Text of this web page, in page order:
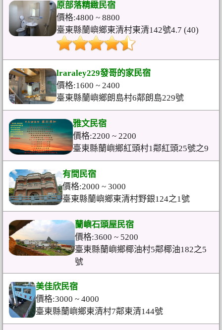
原部落精緻民宿
價格:4800 ~ 8800
臺東縣蘭嶼鄉東清村東清142號4.7 (40)
lraraley229發哥的家民宿
價格:1600 ~ 2400
臺東縣蘭嶼鄉朗島村6鄰朗島229號
雅文民宿
價格:2200 ~ 2200
臺東縣蘭嶼鄉紅頭村1鄰紅頭25號之9
有間民宿
價格:2000 ~ 3000
臺東縣蘭嶼鄉東清村野銀124之1號
蘭嶼石頭屋民宿
價格:3600 ~ 5200
臺東縣蘭嶼鄉椰油村5鄰椰油182之5
號
美佳欣民宿
價格:3000 ~ 4000
臺東縣蘭嶼鄉東清村7鄰東清144號